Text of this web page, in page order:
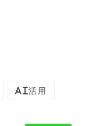
AI活用